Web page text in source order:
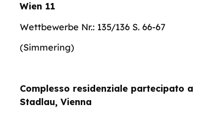
Wien 11
Wettbewerbe Nr.: 135/136 S. 66-67
(Simmering)
Complesso residenziale partecipato a
Stadlau, Vienna